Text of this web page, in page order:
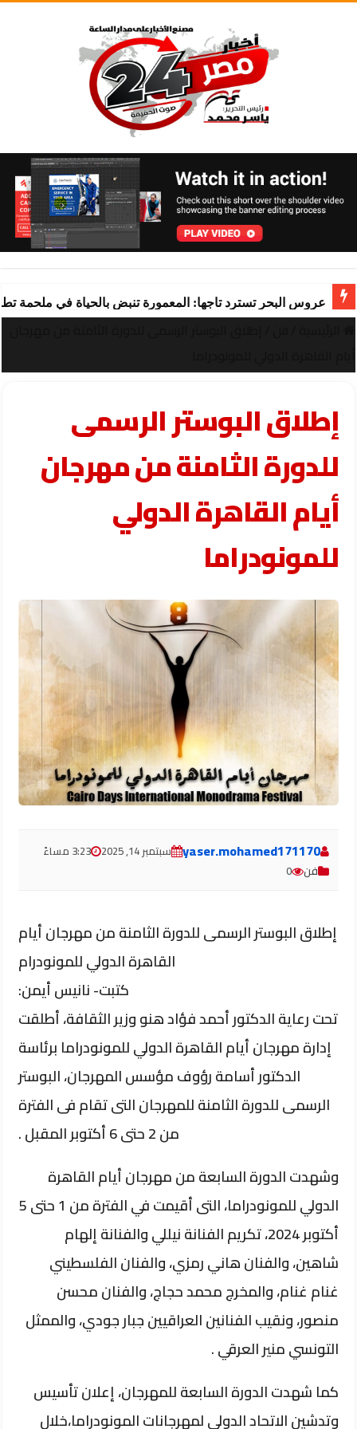
عروس البحر تسترد تاجها: المعمورة تنبض بالحياة في ملحمة
إطلاق البوستر الرسمى
للدورة الثامنة من مهرجان
أيام القاهرة الدولي
للمونودراما
yaser.mohamed171170 سبتمبر 14, 2025
3:23 مساءً
فن
0
إطلاق البوستر الرسمى للدورة الثامنة من مهرجان أيام
القاهرة الدولي للمونودرام
كتبت- نانيس أيمن:
تحت رعاية الدكتور أحمد فؤاد هنو وزير الثقافة، أطلقت
إدارة مهرجان أيام القاهرة الدولي للمونودراما برئاسة
الدكتور أسامة رؤوف مؤسس المهرجان، البوستر
الرسمى للدورة الثامنة للمهرجان التى تقام فى الفترة
من 2 حتى 6 أكتوبر المقبل .
وشهدت الدورة السابعة من مهرجان أيام القاهرة
الدولي للمونودراما، التى أقيمت في الفترة من 1 حتى 5
أكتوبر 2024، تكريم الفنانة نيللي والفنانة إلهام
شاهين، والفنان هاني رمزي، والفنان الفلسطيني
غنام غنام، والمخرج محمد حجاج، والفنان محسن
منصور، ونقيب الفنانين العراقيين جبار جودي، والممثل
التونسي منير العرقي .
كما شهدت الدورة السابعة للمهرجان، إعلان تأسيس
وتدشين الاتحاد الدولي لمهرجانات المونودراما،خلال